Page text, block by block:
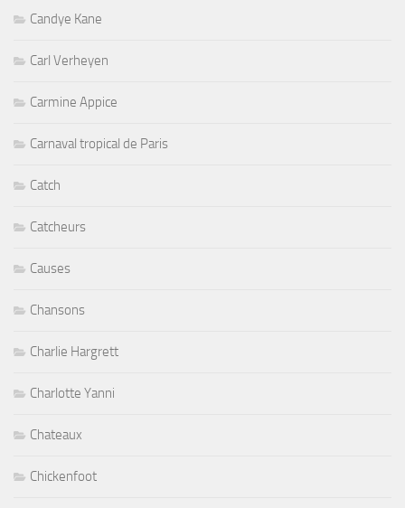
Candye Kane
Carl Verheyen
Carmine Appice
Carnaval tropical de Paris
Catch
Catcheurs
Causes
Chansons
Charlie Hargrett
Charlotte Yanni
Chateaux
Chickenfoot